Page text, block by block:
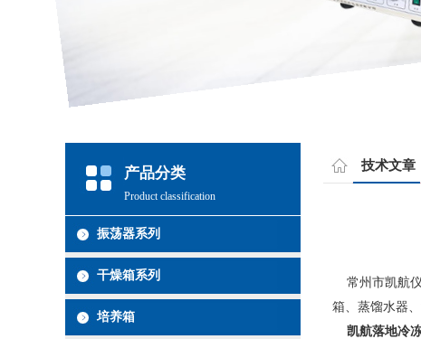
技术文章
常州市凯航仪
箱、蒸馏水器
凯航落地冷
产品分类
Product classification
振荡器系列
干燥箱系列
培养箱